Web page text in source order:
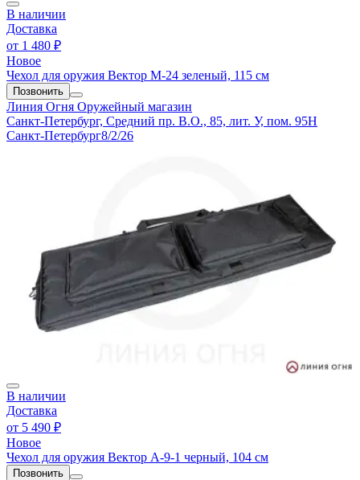
В наличии
Доставка
от 1 480 ₽
Новое
Чехол для оружия Вектор М-24 зеленый, 115 см
Позвонить
Линия Огня Оружейный магазин
Санкт-Петербург, Средний пр. В.О., 85, лит. У, пом. 95Н
Санкт-Петербург8/2/26
В наличии
Доставка
от 5 490 ₽
Новое
Чехол для оружия Вектор А-9-1 черный, 104 см
Позвонить